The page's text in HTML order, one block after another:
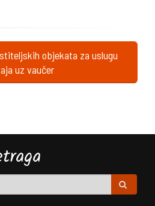
objekata za uslugu
uz vaučer